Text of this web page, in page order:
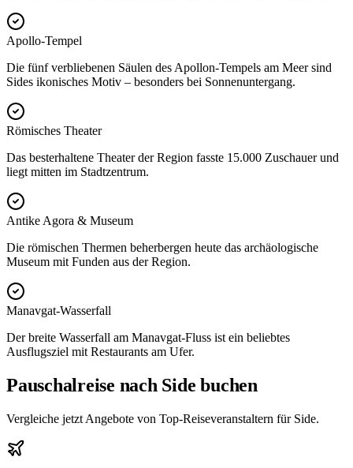
Apollo-Tempel
Die fünf verbliebenen Säulen des Apollon-Tempels am Meer sind
Sides ikonisches Motiv – besonders bei Sonnenuntergang.
Römisches Theater
Das besterhaltene Theater der Region fasste 15.000 Zuschauer und
liegt mitten im Stadtzentrum.
Antike Agora & Museum
Die römischen Thermen beherbergen heute das archäologische
Museum mit Funden aus der Region.
Manavgat-Wasserfall
Der breite Wasserfall am Manavgat-Fluss ist ein beliebtes
Ausflugsziel mit Restaurants am Ufer.
Pauschalreise nach Side buchen
Vergleiche jetzt Angebote von Top-Reiseveranstaltern für Side.